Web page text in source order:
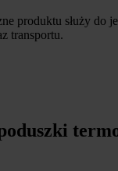
produktu służy do
transportu.